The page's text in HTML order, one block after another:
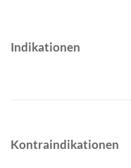
Indikationen
Kontraindikationen